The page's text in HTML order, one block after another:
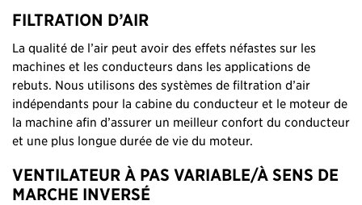
FILTRATION D’AIR
La qualité de l’air peut avoir des effets néfastes sur les
machines et les conducteurs dans les applications de
rebuts. Nous utilisons des systèmes de filtration d’air
indépendants pour la cabine du conducteur et le moteur de
la machine afin d’assurer un meilleur confort du conducteur
et une plus longue durée de vie du moteur.
VENTILATEUR À PAS VARIABLE/À SENS DE
MARCHE INVERSÉ